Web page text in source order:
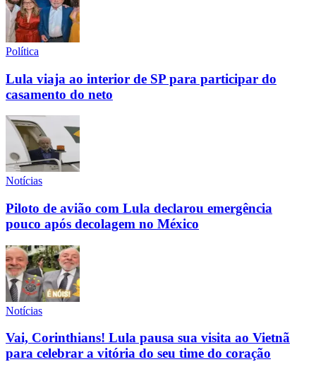
Política
Lula viaja ao interior de SP para participar do
casamento do neto
Notícias
Piloto de avião com Lula declarou emergência
pouco após decolagem no México
Notícias
Vai, Corinthians! Lula pausa sua visita ao Vietnã
para celebrar a vitória do seu time do coração